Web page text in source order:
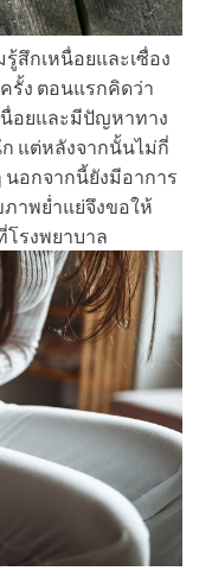
สึกเหนื่อยและเซื่อง
รั้ง ตอนแรกคิดว่า
นื่อยและมีปัญหาทาง
แต่หลังจากนั้นไม่กี่
นอกจากนี้ยังมีอาการ
าพย่ำแย่จึงขอให้
รงพยาบาล